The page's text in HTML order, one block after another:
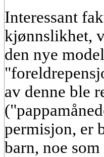
Interessant
kjønnslikhet,
den nye
av denne ble
permisjon, er
barn, noe